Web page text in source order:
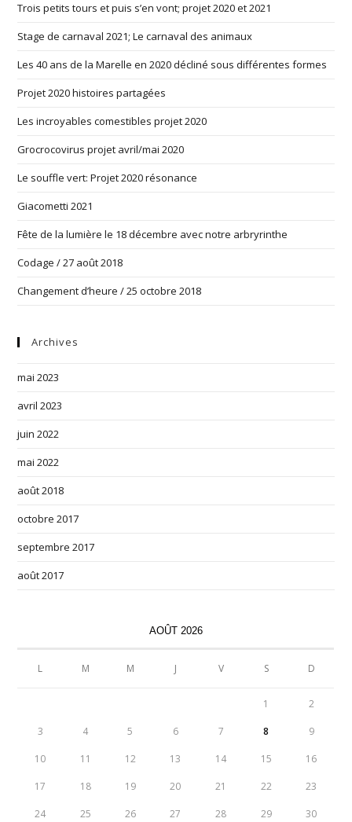
Trois petits tours et puis s’en vont; projet 2020 et 2021
Stage de carnaval 2021; Le carnaval des animaux
Les 40 ans de la Marelle en 2020 décliné sous différentes formes
Projet 2020 histoires partagées
Les incroyables comestibles projet 2020
Grocrocovirus projet avril/mai 2020
Le souffle vert: Projet 2020 résonance
Giacometti 2021
Fête de la lumière le 18 décembre avec notre arbryrinthe
Codage / 27 août 2018
Changement d’heure / 25 octobre 2018
Archives
mai 2023
avril 2023
juin 2022
mai 2022
août 2018
octobre 2017
septembre 2017
août 2017
AOÛT 2026
L M M J V S D
1 2
3 4 5 6 7 8 9
10 11 12 13 14 15 16
17 18 19 20 21 22 23
24 25 26 27 28 29 30